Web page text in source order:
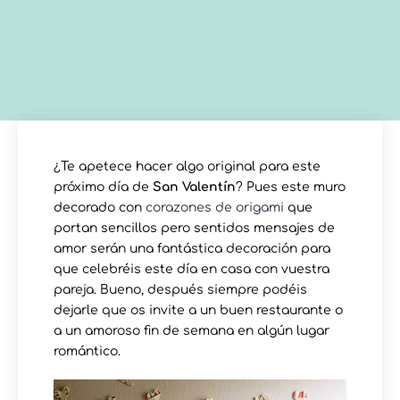
¿Te apetece hacer algo original para este
próximo día de San Valentín? Pues este muro
decorado con corazones de origami que
portan sencillos pero sentidos mensajes de
amor serán una fantástica decoración para
que celebréis este día en casa con vuestra
pareja. Bueno, después siempre podéis
dejarle que os invite a un buen restaurante o
a un amoroso fin de semana en algún lugar
romántico.